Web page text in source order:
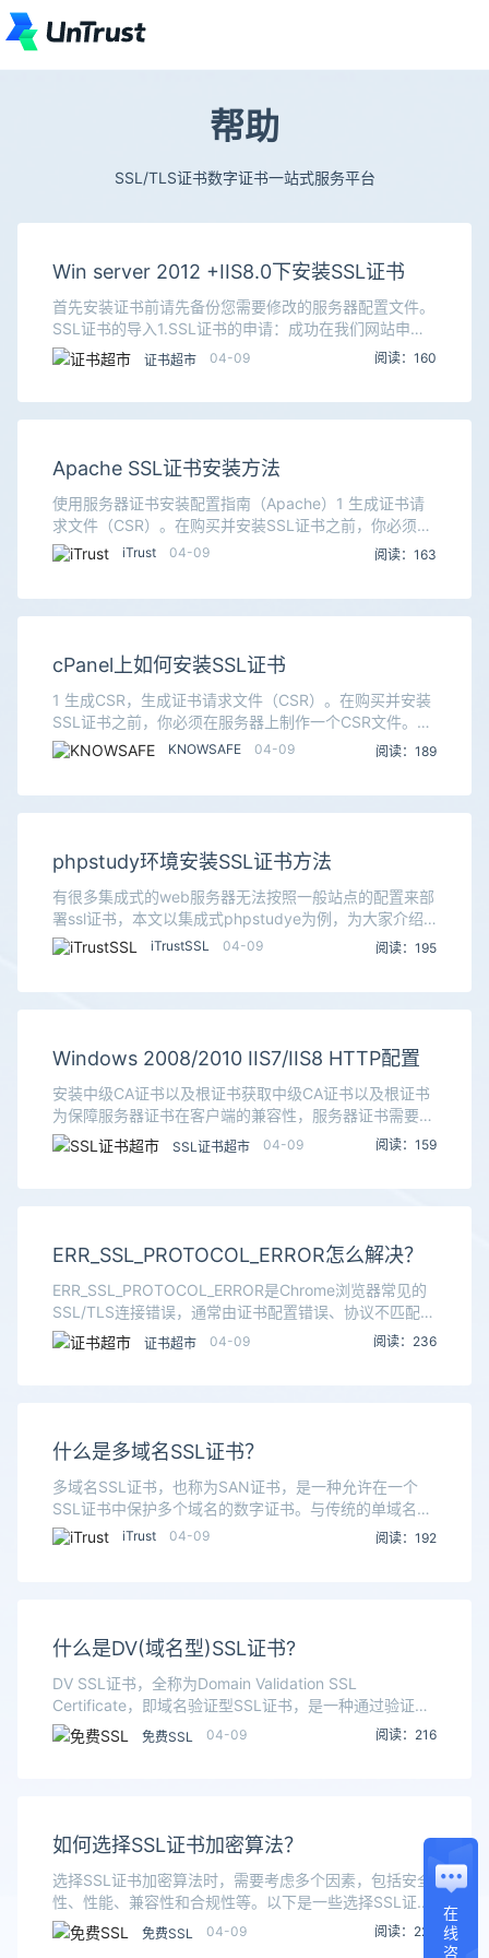
帮助
SSL/TLS证书数字证书一站式服务平台
Win server 2012 +IIS8.0下安装SSL证书
首先安装证书前请先备份您需要修改的服务器配置文件。
SSL证书的导入1.SSL证书的申请：成功在我们网站申请
证书后，会得到一个有密码的压缩包文件，输入证书密码
后解压得到五个文件：for Apache、f
证书超市 04-09 阅读：160
Apache SSL证书安装方法
使用服务器证书安装配置指南（Apache）1 生成证书请
求文件（CSR）。在购买并安装SSL证书之前，你必须在
服务器上制作一个CSR文件。该文件中的公钥会用来生成
iTrust 04-09 阅读：163
cPanel上如何安装SSL证书
1 生成CSR，生成证书请求文件（CSR）。在购买并安装
SSL证书之前，你必须在服务器上制作一个CSR文件。该
文件中的公钥会用来生成私钥。登陆到cPanel。打开控制
KNOWSAFE 04-09 阅读：189
phpstudy环境安装SSL证书方法
有很多集成式的web服务器无法按照一般站点的配置来部
署ssl证书，本文以集成式phpstudye为例，为大家介绍
phpstudy环境安装配置SSL证书方法。首先，确保你的
iTrustSSL 04-09 阅读：195
Windows 2008/2010 IIS7/IIS8 HTTP配置
安装中级CA证书以及根证书获取中级CA证书以及根证书
为保障服务器证书在客户端的兼容性，服务器证书需要安
装两张中级CA证书,一个根证书。在iTrustSSL平台申请完
成后下载 - 解压安装服务器证书中级
SSL证书超市 04-09 阅读：159
ERR_SSL_PROTOCOL_ERROR怎么解决？
ERR_SSL_PROTOCOL_ERROR是Chrome浏览器常见的
SSL/TLS连接错误，通常由证书配置错误、协议不匹配或
系统设置问题引起。本文将详细介绍七种有效的解决方
案，帮助用户彻底解决这一问
证书超市 04-09 阅读：236
什么是多域名SSL证书？
多域名SSL证书，也称为SAN证书，是一种允许在一个
SSL证书中保护多个域名的数字证书。与传统的单域名
SSL证书不同，多域名SSL证书可以在同一张证书中添加
iTrust 04-09 阅读：192
什么是DV(域名型)SSL证书?
DV SSL证书，全称为Domain Validation SSL
Certificate，即域名验证型SSL证书，是一种通过验证域
名所有权来快速为网站提供SSL/TLS加密保护的数字证
书。这种证书主
免费SSL 04-09 阅读：216
如何选择SSL证书加密算法？
选择SSL证书加密算法时，需要考虑多个因素，包括安全
性、性能、兼容性和合规性等。以下是一些选择SSL证书
加密算法的要点：常见的SSL证书加密算法RSA：RSA是
一种广泛应用的非对称加密算法，通过公钥和
免费SSL 04-09 阅读：229
在
线
咨